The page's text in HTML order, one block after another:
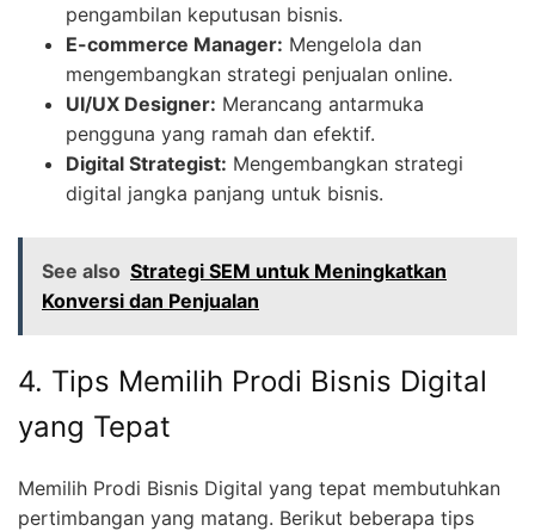
pengambilan keputusan bisnis.
E-commerce Manager: Mengelola dan
mengembangkan strategi penjualan online.
UI/UX Designer: Merancang antarmuka
pengguna yang ramah dan efektif.
Digital Strategist: Mengembangkan strategi
digital jangka panjang untuk bisnis.
See also Strategi SEM untuk Meningkatkan
Konversi dan Penjualan
4. Tips Memilih Prodi Bisnis Digital
yang Tepat
Memilih Prodi Bisnis Digital yang tepat membutuhkan
pertimbangan yang matang. Berikut beberapa tips